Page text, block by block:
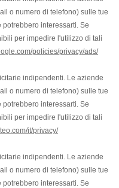
o numero di telefono) sulle tue
interessarti. Se
per impedire l'utilizzo di tali
policies/privacy/ads/
indipendenti. Le aziende
o numero di telefono) sulle tue
interessarti. Se
per impedire l'utilizzo di tali
it/privacy/
indipendenti. Le aziende
o numero di telefono) sulle tue
interessarti. Se